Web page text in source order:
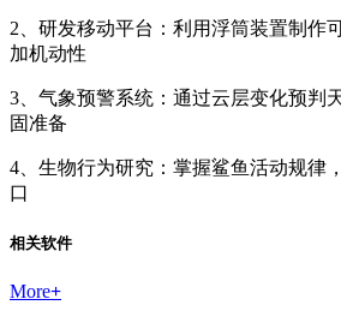
2、研发移动平台：利用浮筒装置制作
加机动性
3、气象预警系统：通过云层变化预判
固准备
4、生物行为研究：掌握鲨鱼活动规律
口
相关软件
More+